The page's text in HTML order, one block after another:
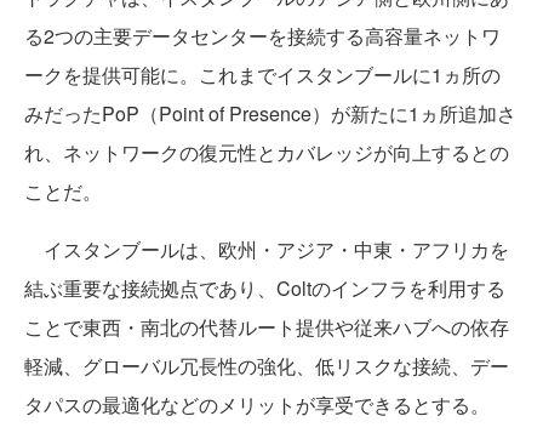
る2つの主要データセンターを接続する高容量ネットワ
ークを提供可能に。これまでイスタンブールに1ヵ所の
みだったPoP（Point of Presence）が新たに1ヵ所追加さ
れ、ネットワークの復元性とカバレッジが向上するとの
ことだ。
イスタンブールは、欧州・アジア・中東・アフリカを
結ぶ重要な接続拠点であり、Coltのインフラを利用する
ことで東西・南北の代替ルート提供や従来ハブへの依存
軽減、グローバル冗長性の強化、低リスクな接続、デー
タパスの最適化などのメリットが享受できるとする。